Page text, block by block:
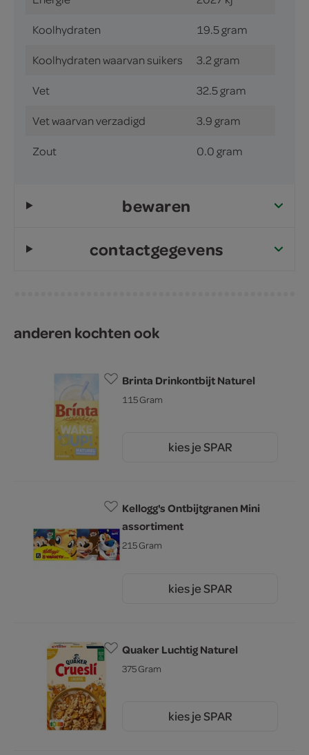
Koolhydraten 19.5 gram
Koolhydraten waarvan suikers 3.2 gram
Vet 32.5 gram
Vet waarvan verzadigd 3.9 gram
Zout 0.0 gram
bewaren
contactgegevens
anderen kochten ook
Brinta Drinkontbijt Naturel
115 Gram
kies je SPAR
Kellogg's Ontbijtgranen Mini
assortiment
215 Gram
kies je SPAR
Quaker Luchtig Naturel
375 Gram
kies je SPAR